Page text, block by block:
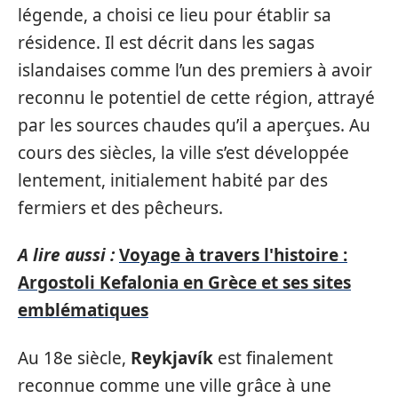
légende, a choisi ce lieu pour établir sa
résidence. Il est décrit dans les sagas
islandaises comme l’un des premiers à avoir
reconnu le potentiel de cette région, attrayé
par les sources chaudes qu’il a aperçues. Au
cours des siècles, la ville s’est développée
lentement, initialement habité par des
fermiers et des pêcheurs.
A lire aussi :Voyage à travers l'histoire :
Argostoli Kefalonia en Grèce et ses sites
emblématiques
Au 18e siècle, Reykjavík est finalement
reconnue comme une ville grâce à une